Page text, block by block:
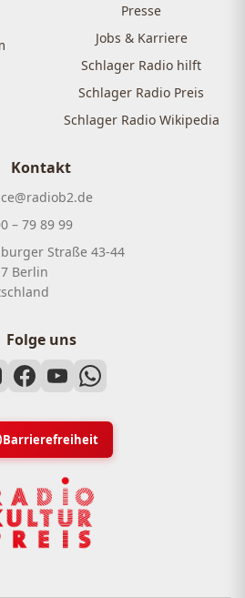
Presse
Jobs & Karriere
Schlager Radio hilft
Schlager Radio Preis
Schlager Radio Wikipedia
Kontakt
– 79 89 99
Straße 43-44
Berlin
Folge uns
Barrierefreiheit